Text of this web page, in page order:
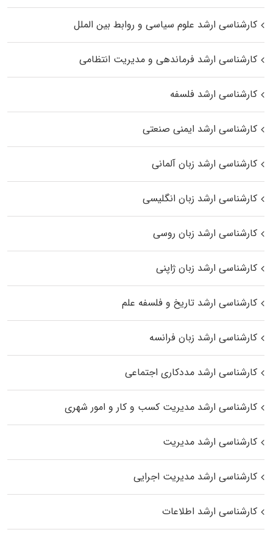
کارشناسی ارشد علوم سیاسی و روابط بین الملل
کارشناسی ارشد فرماندهی و مدیریت انتظامی
کارشناسی ارشد فلسفه
کارشناسی ارشد ایمنی صنعتی
کارشناسی ارشد زبان آلمانی
کارشناسی ارشد زبان انگلیسی
کارشناسی ارشد زبان روسی
کارشناسی ارشد زبان ژاپنی
کارشناسی ارشد تاریخ و فلسفه علم
کارشناسی ارشد زبان فرانسه
کارشناسی ارشد مددکاری اجتماعی
کارشناسی ارشد مدیریت کسب و کار و امور شهری
کارشناسی ارشد مدیریت
کارشناسی ارشد مدیریت اجرایی
کارشناسی ارشد اطلاعات